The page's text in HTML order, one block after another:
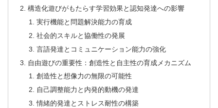
構造化遊びがもたらす学習効果と認知発達への影響
実行機能と問題解決能力の育成
社会的スキルと協働性の発展
言語発達とコミュニケーション能力の強化
自由遊びの重要性：創造性と自主性の育成メカニズム
創造性と想像力の無限の可能性
自己調整能力と内発的動機の発達
情緒的発達とストレス耐性の構築